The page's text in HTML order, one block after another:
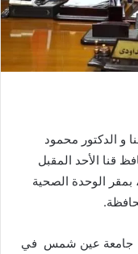
و الدكتور محمود
قنا الأحد المقبل
الوحدة الصحية
جامعة عين شمس في